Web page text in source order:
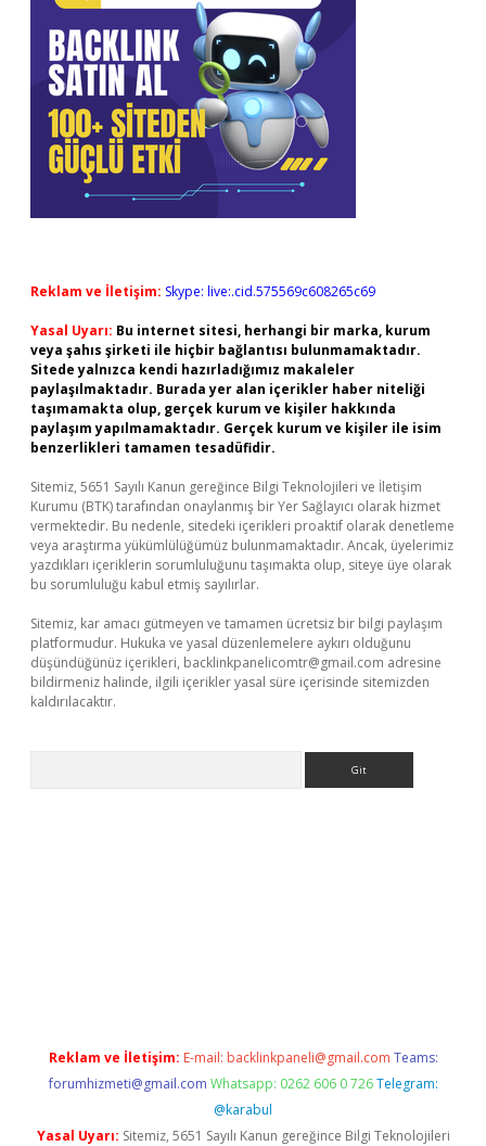
Reklam ve İletişim: Skype: live:.cid.575569c608265c69
Yasal Uyarı: Bu internet sitesi, herhangi bir marka, kurum
veya şahıs şirketi ile hiçbir bağlantısı bulunmamaktadır.
Sitede yalnızca kendi hazırladığımız makaleler
paylaşılmaktadır. Burada yer alan içerikler haber niteliği
taşımamakta olup, gerçek kurum ve kişiler hakkında
paylaşım yapılmamaktadır. Gerçek kurum ve kişiler ile isim
benzerlikleri tamamen tesadüfidir.
Sitemiz, 5651 Sayılı Kanun gereğince Bilgi Teknolojileri ve İletişim
Kurumu (BTK) tarafından onaylanmış bir Yer Sağlayıcı olarak hizmet
vermektedir. Bu nedenle, sitedeki içerikleri proaktif olarak denetleme
veya araştırma yükümlülüğümüz bulunmamaktadır. Ancak, üyelerimiz
yazdıkları içeriklerin sorumluluğunu taşımakta olup, siteye üye olarak
bu sorumluluğu kabul etmiş sayılırlar.
Sitemiz, kar amacı gütmeyen ve tamamen ücretsiz bir bilgi paylaşım
platformudur. Hukuka ve yasal düzenlemelere aykırı olduğunu
düşündüğünüz içerikleri, backlinkpanelicomtr@gmail.com adresine
bildirmeniz halinde, ilgili içerikler yasal süre içerisinde sitemizden
kaldırılacaktır.
Reklam ve İletişim: E-mail: backlinkpaneli@gmail.com Teams:
forumhizmeti@gmail.com Whatsapp: 0262 606 0 726 Telegram:
@karabul
Yasal Uyarı: Sitemiz, 5651 Sayılı Kanun gereğince Bilgi Teknolojileri